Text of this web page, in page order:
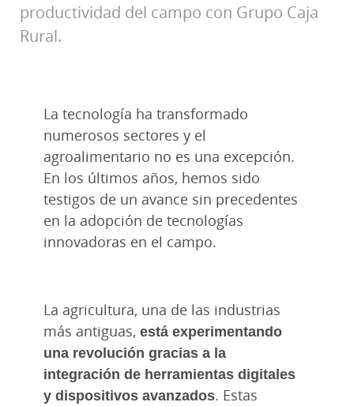
productividad del campo con Grupo Caja
Rural.
La tecnología ha transformado
numerosos sectores y el
agroalimentario no es una excepción.
En los últimos años, hemos sido
testigos de un avance sin precedentes
en la adopción de tecnologías
innovadoras en el campo.
La agricultura, una de las industrias
más antiguas, está experimentando
una revolución gracias a la
integración de herramientas digitales
y dispositivos avanzados. Estas